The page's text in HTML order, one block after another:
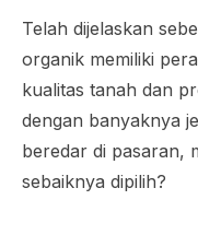
Telah dijelaskan
organik memiliki
kualitas tanah dan
dengan banyaknya
beredar di pasaran,
sebaiknya dipilih?